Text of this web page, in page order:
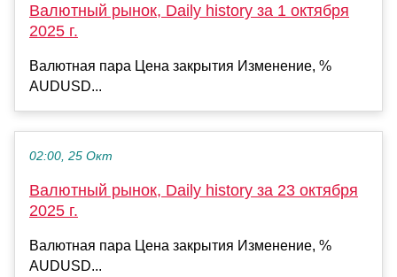
Валютный рынок, Daily history за 1 октября
2025 г.
Валютная пара Цена закрытия Изменение, %
AUDUSD...
02:00, 25 Окт
Валютный рынок, Daily history за 23 октября
2025 г.
Валютная пара Цена закрытия Изменение, %
AUDUSD...